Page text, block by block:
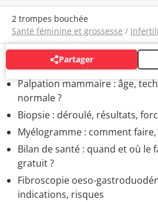
2 trompes bouchée
Santé féminine et grossesse /
Partager
AUTRES EXAMENS
Palpation mammaire : âge,
normale ?
Biopsie : déroulé, résultats,
Myélogramme : comment
Bilan de santé : quand et où le
gratuit ?
Fibroscopie oeso-
indications, risques